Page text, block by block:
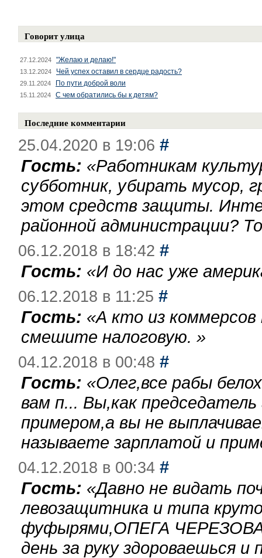
Говорит улица
27.12.2024 "Желаю и делаю!"
13.12.2024 Чей успех оставил в сердце радость?
29.11.2024 По пути доброй воли
15.11.2024 С чем обратились бы к детям?
Последние комментарии
25.04.2020 в 19:06 #
Гость: «Работникам
субботник, убирать мусор,
этом средств защиты.
районной администрации?
06.12.2018 в 18:42 #
Гость: «И до нас уже
06.12.2018 в 11:25 #
Гость: «А кто из
смешите налоговую. »
04.12.2018 в 00:48 #
Гость: «Олег,все рабы
вам п... Вы,как
примером,а вы не
называете зарплатой и
04.12.2018 в 00:34 #
Гость: «Давно не видать
левозащитника и типа
фуфырями,ОПЕГА
день за руку здороваешься